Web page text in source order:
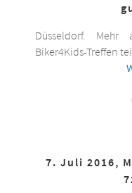
Düsseldorf.
Biker4Kids-Treffen
7. Juli 2016,